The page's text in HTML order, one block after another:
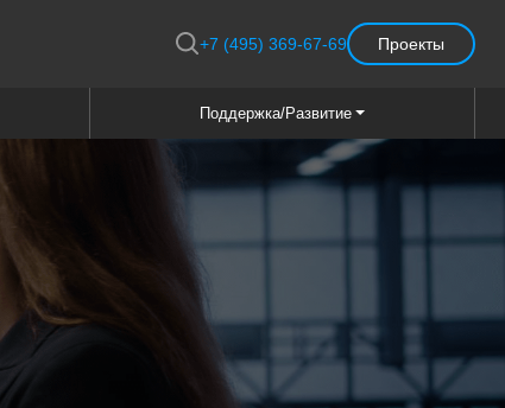
+7 (495) 369-67-69 Проекты
Поддержка/Развитие